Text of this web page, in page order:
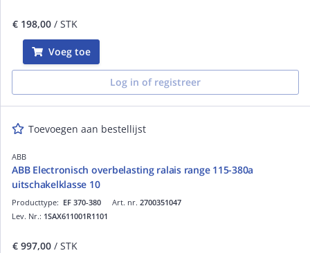
€ 198,00 / STK
Voeg toe
Log in of registreer
Toevoegen aan bestellijst
ABB
ABB Electronisch overbelasting ralais range 115-380a
uitschakelklasse 10
Art. nr. 2700351047
Producttype: EF 370-380
Lev. Nr.: 1SAX611001R1101
€ 997,00 / STK